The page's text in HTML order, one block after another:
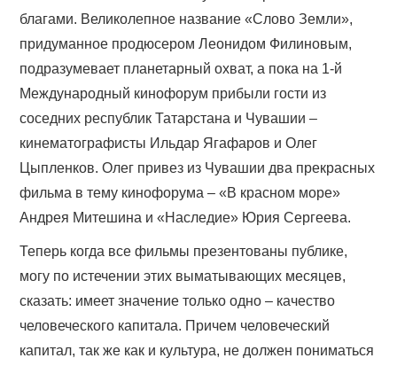
благами. Великолепное название «Слово Земли»,
придуманное продюсером Леонидом Филиновым,
подразумевает планетарный охват, а пока на 1-й
Международный кинофорум прибыли гости из
соседних республик Татарстана и Чувашии –
кинематографисты Ильдар Ягафаров и Олег
Цыпленков. Олег привез из Чувашии два прекрасных
фильма в тему кинофорума – «В красном море»
Андрея Митешина и «Наследие» Юрия Сергеева.
Теперь когда все фильмы презентованы публике,
могу по истечении этих выматывающих месяцев,
сказать: имеет значение только одно – качество
человеческого капитала. Причем человеческий
капитал, так же как и культура, не должен пониматься